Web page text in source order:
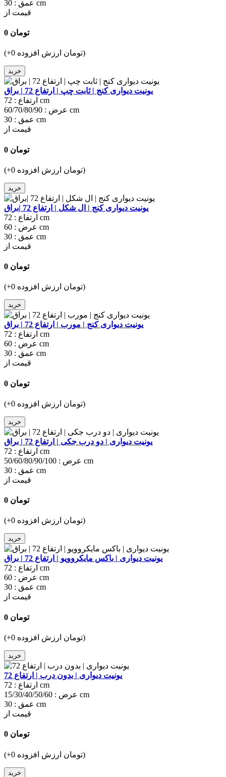
عمق : 30 cm
قیمت از
0 تومان
(+0 تومان ارزش افزوده)
خرید
یونیت دیواری کنج | ثابت چپ | ارتفاع 72 | براق
ارتفاع : 72 cm
عرض : 60/70/80/90 cm
عمق : 30 cm
قیمت از
0 تومان
(+0 تومان ارزش افزوده)
خرید
یونیت دیواری کنج | ال شکل | ارتفاع 72 |براق
ارتفاع : 72 cm
عرض : 60 cm
عمق : 30 cm
قیمت از
0 تومان
(+0 تومان ارزش افزوده)
خرید
یونیت دیواری کنج | مورب | ارتفاع 72 | براق
ارتفاع : 72 cm
عرض : 60 cm
عمق : 30 cm
قیمت از
0 تومان
(+0 تومان ارزش افزوده)
خرید
یونیت دیواری | دو درب جکی | ارتفاع 72 | براق
ارتفاع : 72 cm
عرض : 50/60/80/90/100 cm
عمق : 30 cm
قیمت از
0 تومان
(+0 تومان ارزش افزوده)
خرید
یونیت دیواری | باکس مایکروویو | ارتفاع 72 | براق
ارتفاع : 72 cm
عرض : 60 cm
عمق : 30 cm
قیمت از
0 تومان
(+0 تومان ارزش افزوده)
خرید
یونیت دیواری | بدون درب | ارتفاع 72
ارتفاع : 72 cm
عرض : 15/30/40/50/60 cm
عمق : 30 cm
قیمت از
0 تومان
(+0 تومان ارزش افزوده)
خرید